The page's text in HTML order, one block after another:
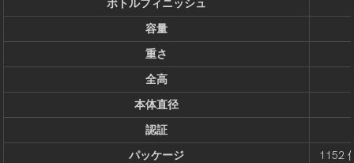
ボトルフィニッシュ
容量
重さ
全高
本体直径
認証
パッケージ
1152